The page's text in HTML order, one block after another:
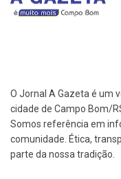
O Jornal A Gazeta é um
cidade de Campo Bom/
Somos referência em
comunidade. Ética,
parte da nossa tradição.